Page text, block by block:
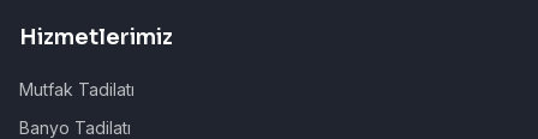
Hizmetlerimiz
Mutfak Tadilatı
Banyo Tadilatı